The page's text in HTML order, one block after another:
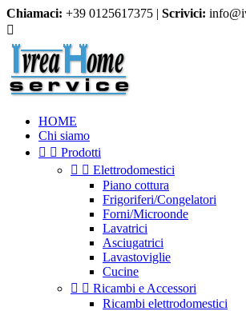
Chiamaci: +39 0125617375 | Scrivici:

HOME
Chi siamo
  Prodotti
  Elettrodomestici
Piano cottura
Frigoriferi/Congelatori
Forni/Microonde
Lavatrici
Asciugatrici
Lavastoviglie
Cucine
  Ricambi e Accessori
Ricambi elettrodomestici